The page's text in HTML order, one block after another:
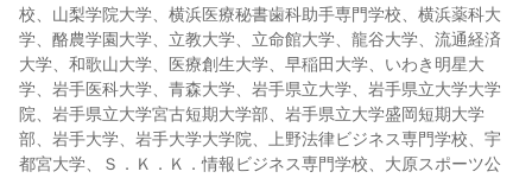
校、山梨学院大学、横浜医療秘書歯科助手専門学校、横浜薬科大
学、酪農学園大学、立教大学、立命館大学、龍谷大学、流通経済
大学、和歌山大学、医療創生大学、早稲田大学、いわき明星大
学、岩手医科大学、青森大学、岩手県立大学、岩手県立大学大学
院、岩手県立大学宮古短期大学部、岩手県立大学盛岡短期大学
部、岩手大学、岩手大学大学院、上野法律ビジネス専門学校、宇
都宮大学、Ｓ．Ｋ．Ｋ．情報ビジネス専門学校、大原スポーツ公